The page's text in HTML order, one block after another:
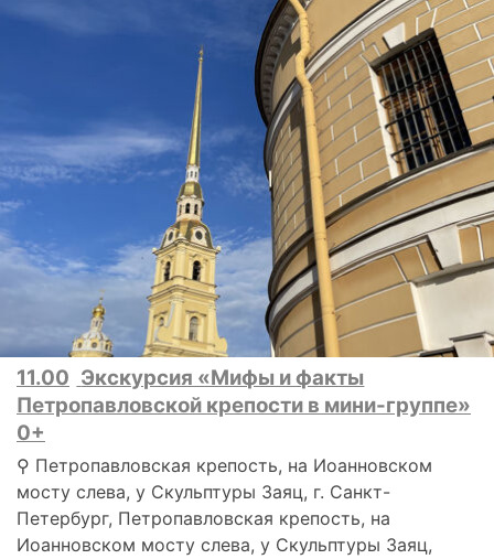
11.00 Экскурсия «Мифы и факты
Петропавловской крепости в мини-группе»
0+
⚲ Петропавловская крепость, на Иоанновском
мосту слева, у Скульптуры Заяц, г. Санкт-
Петербург, Петропавловская крепость, на
Иоанновском мосту слева, у Скульптуры Заяц,